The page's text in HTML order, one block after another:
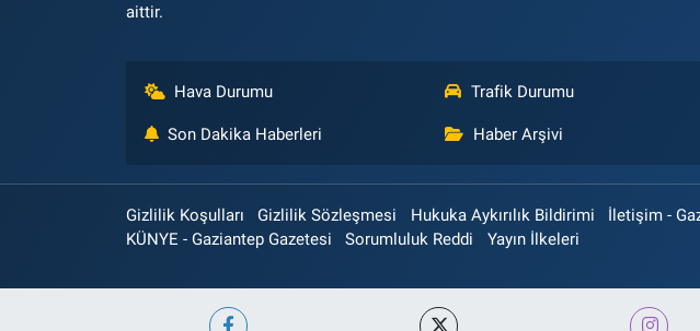
aittir.
Hava Durumu Trafik Durumu
Son Dakika Haberleri Haber Arşivi
Gizlilik Koşulları Gizlilik Sözleşmesi Hukuka Aykırılık Bildirimi
İletişim -
KÜNYE - Gaziantep Gazetesi
Sorumluluk Reddi Yayın İlkeleri